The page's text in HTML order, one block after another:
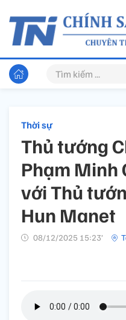
Thời sự
Thủ tướng
Phạm Minh
với Thủ
Hun Manet
08/12/2025 15:23’